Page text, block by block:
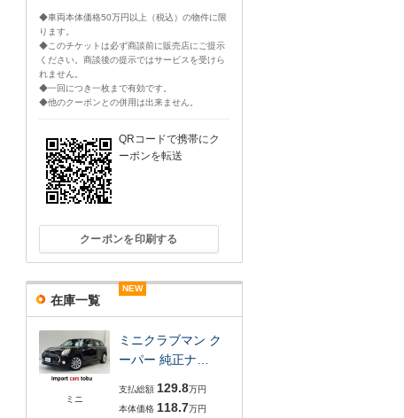
◆車両本体価格50万円以上（税込）の物件に限
ります。
◆このチケットは必ず商談前に販売店にご提示
ください。商談後の提示ではサービスを受けら
れません。
◆一回につき一枚まで有効です。
◆他のクーポンとの併用は出来ません。
QRコードで携帯にク
ーポンを転送
クーポンを印刷する
在庫一覧
ミニ
NEW
ミニクラブマン ク
ーパー 純正ナ…
支払総額 129.8万円
本体価格 118.7万円
NEW
NEW
NEW
NEW
NEW